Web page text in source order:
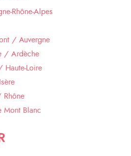
Rhône-Alpes
/ Auvergne
/ Ardèche
Haute-Loire
Rhône
Mont Blanc